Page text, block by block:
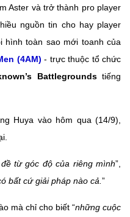
Aster và trở thành pro player
nguồn tin cho hay player
hình toàn sao mới toanh của
(4AM) - trực thuộc tổ chức
Battlegrounds tiếng
Huya vào hôm qua (14/9),
từ góc độ của riêng mình”,
bất cứ giải pháp nào cả. ”
mà chỉ cho biết “những cuộc